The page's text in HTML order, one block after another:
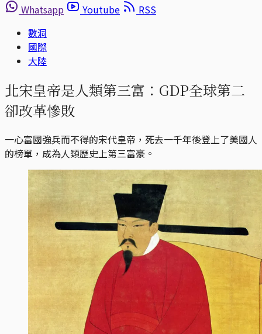
Whatsapp
Youtube
RSS
數洞
國際
大陸
北宋皇帝是人類第三富：GDP全球第二
卻改革慘敗
一心富國強兵而不得的宋代皇帝，死去一千年後登上了美國人
的榜單，成為人類歷史上第三富豪。